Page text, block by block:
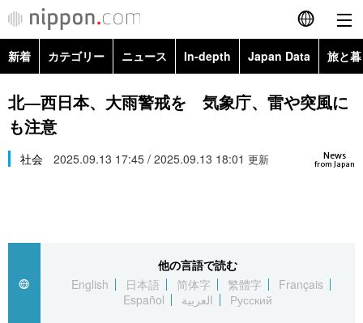
English
简体字
Русский
カテゴリー
経済・ビジネス
国際
トップ
アーカイブ
In-depth
Japan Data
新着 カテゴリー ニュース In-depth Japan Data 旅と
政治・外交
経済・ビジネス
Topics
北―西日本、大雨警戒を 気象庁、雷や突風に
も注意
News
from Japan
社会 2025.09.13 17:45 / 2025.09.13 18:01 更新
他の言語で読む
English
日本語 简体字 繁體字
Français
Español
العربية Русский